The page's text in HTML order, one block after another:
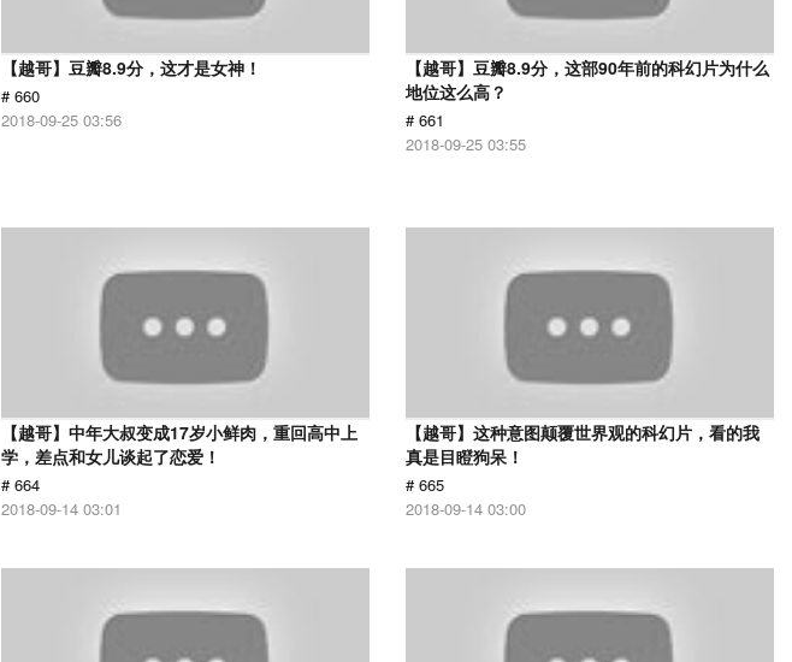
【越哥】豆瓣8.9分，这才是女神！
# 660
2018-09-25 03:56
【越哥】豆瓣8.9分，这部90年前的科幻片为什么
地位这么高？
# 661
2018-09-25 03:55
【越哥】中年大叔变成17岁小鲜肉，重回高中上
学，差点和女儿谈起了恋爱！
# 664
2018-09-14 03:01
【越哥】这种意图颠覆世界观的科幻片，看的我
真是目瞪狗呆！
# 665
2018-09-14 03:00